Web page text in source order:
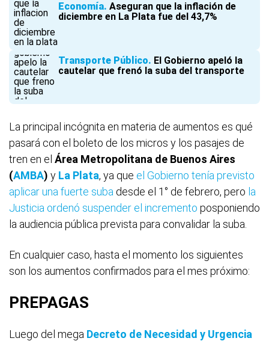
Economía Aseguran que la inflación de
diciembre en La Plata fue del 43,7%
Transporte Público El Gobierno apeló la
cautelar que frenó la suba del transporte
La principal incógnita en materia de aumentos es qué
pasará con el boleto de los micros y los pasajes de
tren en el Área Metropolitana de Buenos Aires
(AMBA) y La Plata, ya que el Gobierno tenía previsto
aplicar una fuerte suba desde el 1° de febrero, pero la
Justicia ordenó suspender el incremento posponiendo
la audiencia pública prevista para convalidar la suba.
En cualquier caso, hasta el momento los siguientes
son los aumentos confirmados para el mes próximo:
PREPAGAS
Luego del mega Decreto de Necesidad y Urgencia